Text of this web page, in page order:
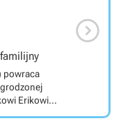
powraca
Erikowi
